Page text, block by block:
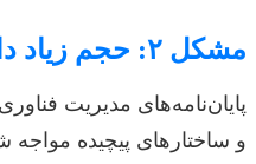
مشکل ۲: حجم زیاد داده‌ها و پیچیدگی تحلیل
پایان‌نامه‌های مدیریت
و ساختارهای پیچیده مواجه